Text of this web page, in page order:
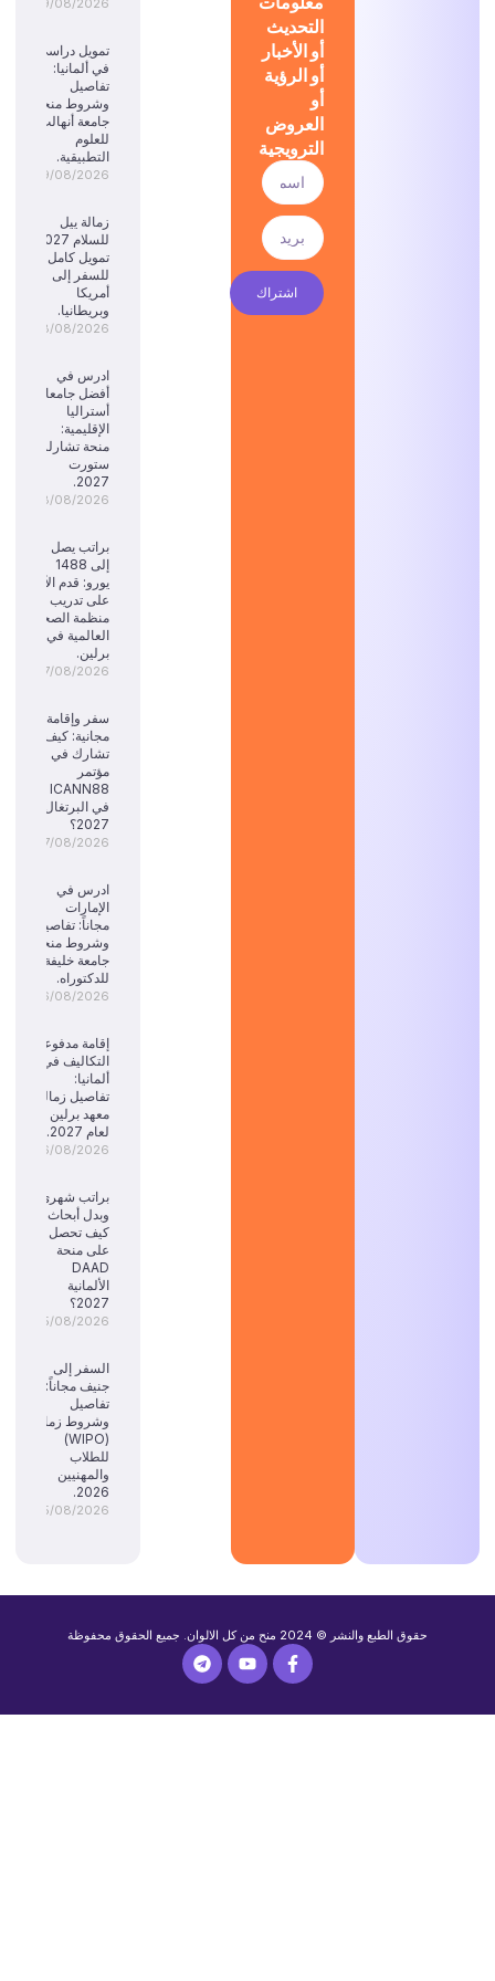
التحديث
أو الأخبار
أو الرؤية
العروض
الترويجية
اشتراك
تمويل دراسي
في ألمانيا:
تفاصيل
وشروط منحة
جامعة أنهالت
للعلوم
التطبيقية.
09/08/2026
زمالة ييل
للسلام 2027:
تمويل كامل
للسفر إلى
أمريكا
وبريطانيا.
08/08/2026
ادرس في
أفضل جامعات
أستراليا
الإقليمية:
منحة تشارلز
ستورت
2027.
08/08/2026
براتب يصل
إلى 1488
يورو: قدم الآن
على تدريب
منظمة الصحة
العالمية في
برلين.
07/08/2026
سفر وإقامة
مجانية: كيف
تشارك في
مؤتمر
ICANN88
في البرتغال
2027؟
07/08/2026
ادرس في
الإمارات
مجاناً: تفاصيل
وشروط منحة
جامعة خليفة
للدكتوراه.
06/08/2026
إقامة مدفوعة
التكاليف في
ألمانيا:
تفاصيل زمالة
معهد برلين
06/08/2026
براتب شهري
وبدل أبحاث:
كيف تحصل
على منحة
DAAD
الألمانية
2027؟
05/08/2026
السفر إلى
جنيف مجاناً:
تفاصيل
وشروط زمالة
(WIPO)
للطلاب
والمهنيين
2026.
05/08/2026
حقوق الطبع والنشر © 2024 منح من كل الالوان. جميع الحقوق محفوظة